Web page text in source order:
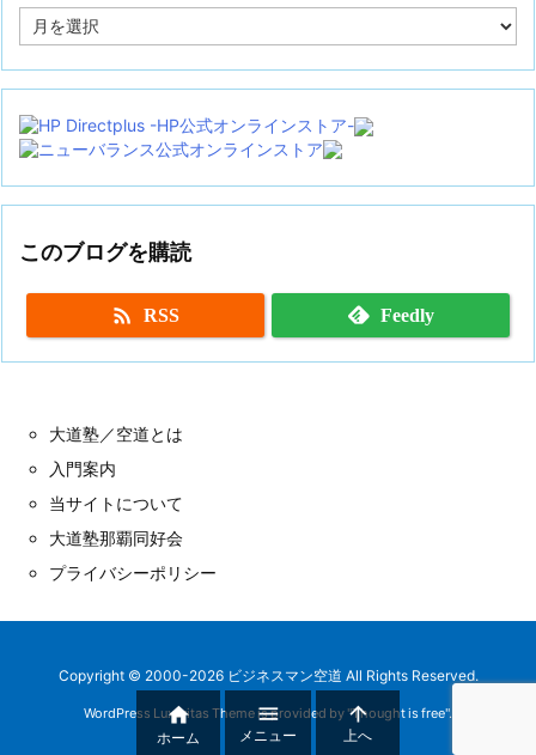
ー
イ
このブログを購読
 RSS Feedly
大道塾／空道とは
入門案内
当サイトについて
大道塾那覇同好会
プライバシーポリシー
Copyright © 2000-2026 ビジネスマン空道 All Rights Reserved.
WordPress Luxeritas Theme is provided by "Thought is free".

ホーム

メニュー

上へ